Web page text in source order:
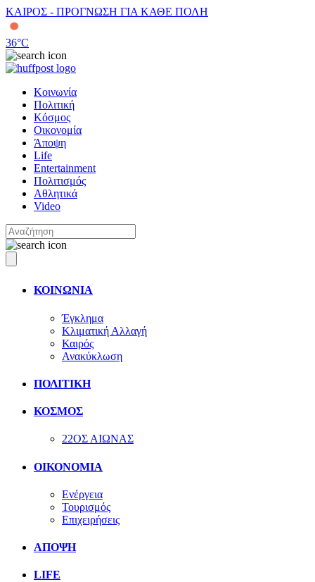
ΚΑΙΡΟΣ - ΠΡΟΓΝΩΣΗ ΓΙΑ ΚΑΘΕ ΠΟΛΗ
36°C
Κοινωνία
Πολιτική
Κόσμος
Οικονομία
Άποψη
Life
Entertainment
Πολιτισμός
Αθλητικά
Video
ΚΟΙΝΩΝΙΑ
Έγκλημα
Κλιματική Αλλαγή
Καιρός
Ανακύκλωση
ΠΟΛΙΤΙΚΗ
ΚΟΣΜΟΣ
22ΟΣ ΑΙΩΝΑΣ
ΟΙΚΟΝΟΜΙΑ
Ενέργεια
Τουρισμός
Επιχειρήσεις
ΑΠΟΨΗ
LIFE